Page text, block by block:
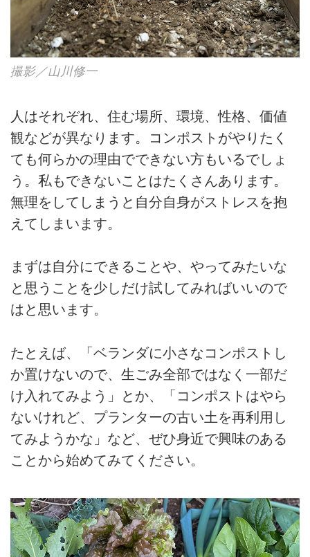
撮影／山川修一
人はそれぞれ、住む場所、環境、性格、価値
観などが異なります。コンポストがやりたく
ても何らかの理由でできない方もいるでしょ
う。私もできないことはたくさんあります。
無理をしてしまうと自分自身がストレスを抱
えてしまいます。
まずは自分にできることや、やってみたいな
と思うことを少しだけ試してみればいいので
はと思います。
たとえば、「ベランダに小さなコンポストし
か置けないので、生ごみ全部ではなく一部だ
け入れてみよう」とか、「コンポストはやら
ないけれど、プランターの古い土を再利用し
てみようかな」など、ぜひ身近で興味のある
ことから始めてみてください。